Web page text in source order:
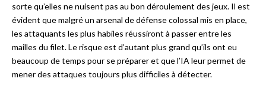
sorte qu’elles ne nuisent pas au bon déroulement des jeux. Il est
évident que malgré un arsenal de défense colossal mis en place,
les attaquants les plus habiles réussiront à passer entre les
mailles du filet. Le risque est d’autant plus grand qu’ils ont eu
beaucoup de temps pour se préparer et que l’IA leur permet de
mener des attaques toujours plus difficiles à détecter.